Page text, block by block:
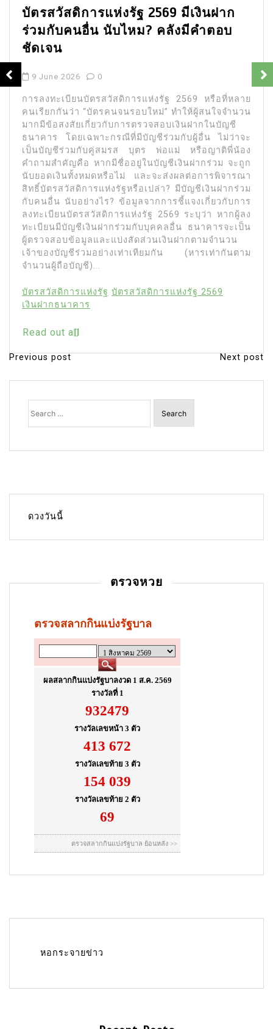
บัตรสวัสดิการแห่งรัฐ 2569 มีเงินฝาก
ร่วมกับคนอื่น นับไหม? คลังมีคำตอบ
ชัดเจน
9 June 2026 0
การลงทะเบียนบัตรสวัสดิการแห่งรัฐ 2569 หรือที่หลาย
คนเรียกกันว่า “บัตรคนจนรอบใหม่” ทำให้ผู้สนใจจำนวน
มากมีข้อสงสัยเกี่ยวกับการตรวจสอบเงินฝากในบัญชี
ธนาคาร โดยเฉพาะกรณีที่มีบัญชีร่วมกับผู้อื่น ไม่ว่าจะ
เป็นบัญชีร่วมกับคู่สมรส บุตร พ่อแม่ หรือญาติพี่น้อง
คำถามสำคัญคือ หากมีชื่ออยู่ในบัญชีเงินฝากร่วม จะถูก
นับยอดเงินทั้งหมดหรือไม่ และจะส่งผลต่อการพิจารณา
สิทธิ์บัตรสวัสดิการแห่งรัฐหรือเปล่า? มีบัญชีเงินฝากร่วม
กับคนอื่น นับอย่างไร? ข้อมูลจากการชี้แจงเกี่ยวกับการ
ลงทะเบียนบัตรสวัสดิการแห่งรัฐ 2569 ระบุว่า หากผู้ลง
ทะเบียนมีบัญชีเงินฝากร่วมกับบุคคลอื่น ธนาคารจะเป็น
ผู้ตรวจสอบข้อมูลและแบ่งสัดส่วนเงินฝากตามจำนวน
เจ้าของบัญชีร่วมอย่างเท่าเทียมกัน (หารเท่ากันตาม
จำนวนผู้ถือบัญชี)...
บัตรสวัสดิการแห่งรัฐ บัตรสวัสดิการแห่งรัฐ 2569
เงินฝากธนาคาร
Read out all
P
o
i
Previous post Next post
Search
for:
ดวงวันนี้
ตรวจหวย
หอกระจายข่าว